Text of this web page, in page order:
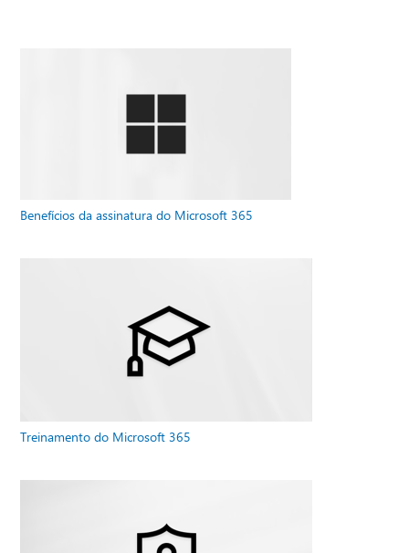
Benefícios da assinatura do Microsoft 365
Treinamento do Microsoft 365